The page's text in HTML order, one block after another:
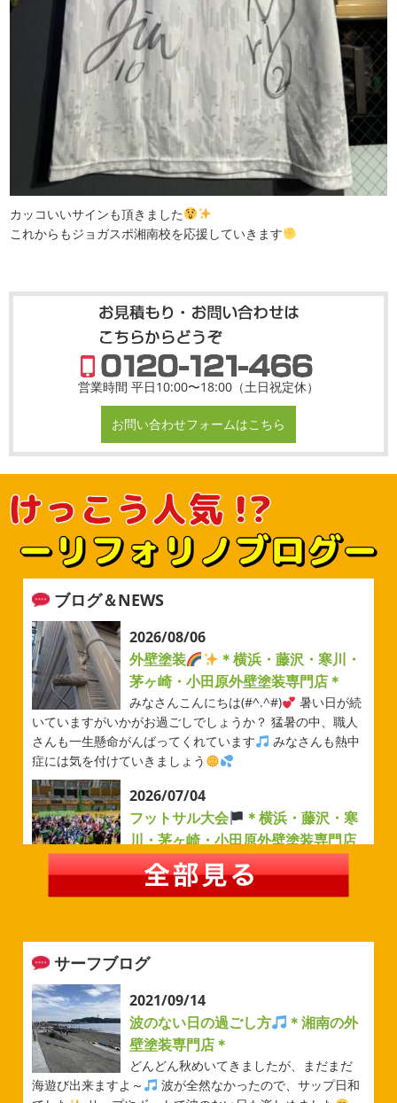
カッコいいサインも頂きました
これからもジョガスポ湘南校を応援していきます
営業時間 平日10:00〜18:00（土日祝定休）
お問い合わせフォームはこちら
ブログ＆NEWS
2026/08/06
外壁塗装
＊横浜・藤沢・寒川・
茅ヶ崎・小田原外壁塗装専門店＊
みなさんこんにちは(#^.^#)
暑い日が続
いていますがいかがお過ごしでしょうか？ 猛暑の中、職人
さんも一生懸命がんばってくれています
みなさんも熱中
症には気を付けていきましょう
2026/07/04
フットサル大会
＊横浜・藤沢・寒
川・茅ヶ崎・小田原外壁塗装専門店
＊
みなさんこんにちは(#^.^#)
例年より過ごしやすい気温が
続いていますがいかがお過ごしでしょうか？ 先日は毎年恒
運動する機会が少ないのでいい運動になりました
...
2026/05/31
ベルマーレ
川・茅ヶ崎・小田原外壁塗装専門店
＊
みなさんこんにちは(#^.^#)
先日は試合の応援に行ったの
でその時の写真を載せようと思います
今シーズン初の応
サーフブログ
2021/09/14
波のない日の過ごし方
＊湘南の外
壁塗装専門店＊
どんどん秋めいてきましたが、まだまだ
海遊び出来ますよ～
波が全然なかったので、サップ日和